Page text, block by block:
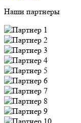
Наши партнеры